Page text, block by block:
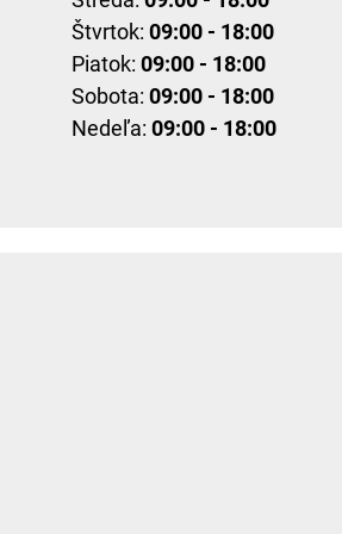
Štvrtok: 09:00 - 18:00
Piatok: 09:00 - 18:00
Sobota: 09:00 - 18:00
Nedeľa: 09:00 - 18:00